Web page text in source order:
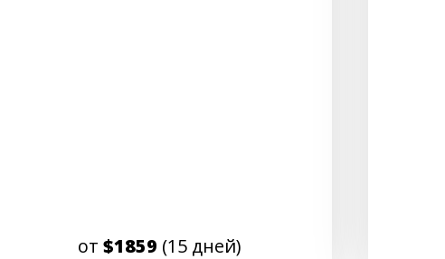
от$1859 (15 дней)